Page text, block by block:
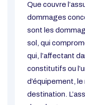
Que couvre
dommages
sont les
sol, qui
qui, l’affectant
constitutifs ou
d’équipement,
destination.